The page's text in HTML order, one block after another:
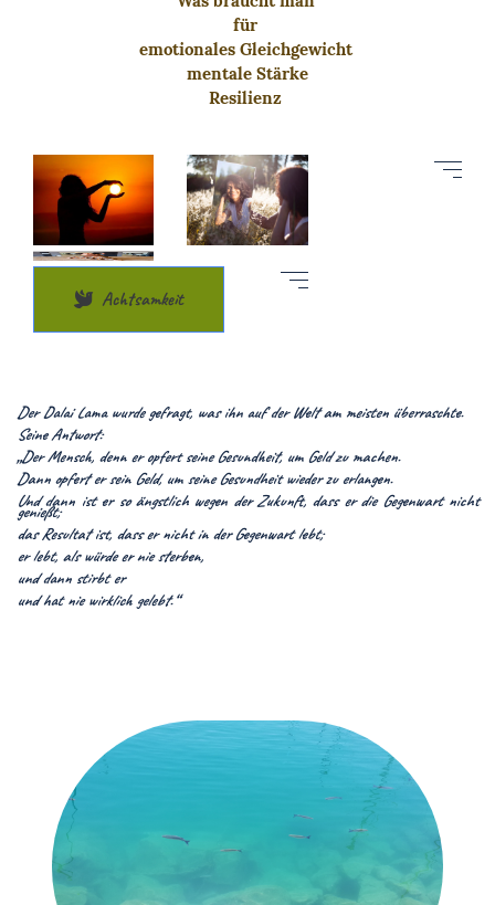
für
emotionales Gleichgewicht
mentale Stärke
Resilienz
Achtsamkeit
Der Dalai Lama wurde gefragt, was ihn auf der Welt am meisten überraschte.
Seine Antwort:
„Der Mensch, denn er opfert seine Gesundheit, um Geld zu machen.
Dann opfert er sein Geld, um seine Gesundheit wieder zu erlangen.
Und dann ist er so ängstlich wegen der Zukunft, dass er die Gegenwart nicht
genießt;
das Resultat ist, dass er nicht in der Gegenwart lebt;
er lebt, als würde er nie sterben,
und dann stirbt er
und hat nie wirklich gelebt.“